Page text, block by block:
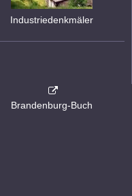
Industriedenkmäler
Brandenburg-Buch